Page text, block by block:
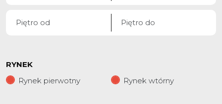
RYNEK
Rynek pierwotny
Rynek wtórny